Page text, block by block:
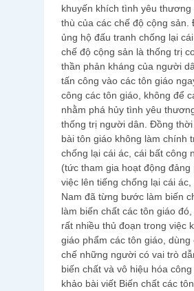
khuyến khích tình yêu
thù của các chế độ cộng
ủng hộ đấu tranh chống lại
chế độ cộng sản là thống trị
thần phản kháng của người
tấn công vào các tôn giáo
công các tôn giáo, không để
nhằm phá hủy tình yêu
thống trị người dân. Đồng
bài tôn giáo không làm chính
chống lại cái ác, cái bất công
(tức tham gia hoạt động
việc lên tiếng chống lại cái
Nam đã từng bước làm biến
làm biến chất các tôn giáo
rất nhiều thủ đoạn trong việc
giáo phẩm các tôn giáo,
chế những người có vai trò
biến chất và vô hiệu hóa
khảo bài viết Biến chất các